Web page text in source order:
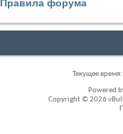
Правила форума
Текущее время:
Powered
Copyright © 2026